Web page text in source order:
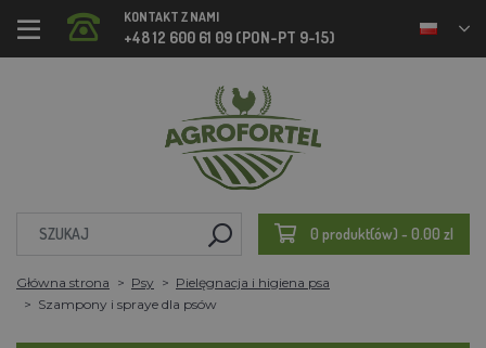
KONTAKT Z NAMI
+48 12 600 61 09 (PON-PT 9-15)
0 produkt(ów) - 0.00 zl
Główna strona Psy
Pielęgnacja i higiena psa
Szampony i spraye dla psów